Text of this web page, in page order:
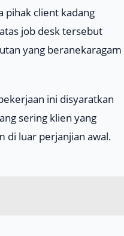
pihak client kadang
job desktersebut
yang beranekaragam
ini disyaratkan
sering klien yang
di luar perjanjian awal.